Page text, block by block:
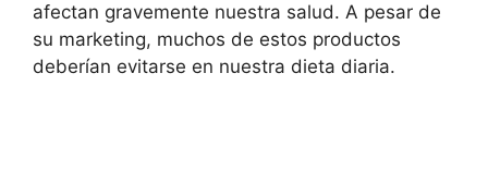
afectan gravemente nuestra salud. A pesar de
su marketing, muchos de estos productos
deberían evitarse en nuestra dieta diaria.